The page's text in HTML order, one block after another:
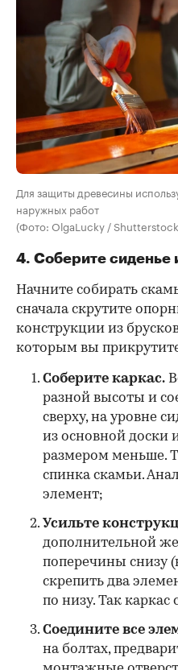
Для защиты древесины
наружных работ
(Фото: OlgaLucky /
4. Соберите сиденье
Начните собирать
сначала скрутите
конструкции из
которым вы
Соберите каркас.
разной высоты и
сверху, на уровне
из основной доски
размером меньше.
спинка скамьи.
элемент;
Усильте
дополнительной
поперечины снизу
скрепить два
по низу. Так каркас
Соедините все
на болтах,